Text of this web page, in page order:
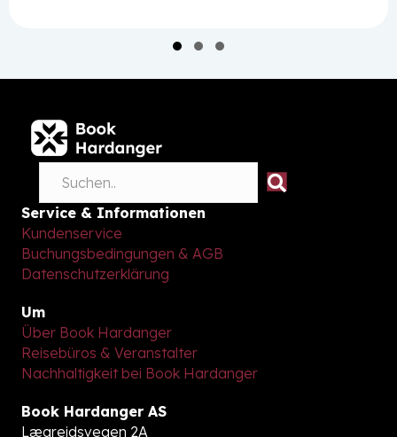
Service & Informationen
Kundenservice
Buchungsbedingungen & AGB
Datenschutzerklärung
Um
Über Book Hardanger
Reisebüros & Veranstalter
Nachhaltigkeit bei Book Hardanger
Book Hardanger AS
Lægreidsvegen 2A